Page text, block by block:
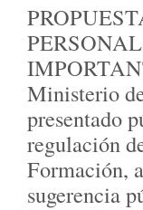
Ministerio
presentado
regulación
Formación,
sugerencia